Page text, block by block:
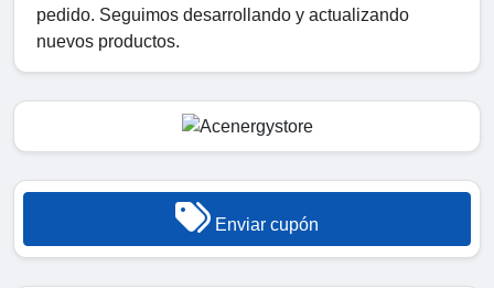
pedido. Seguimos desarrollando y actualizando
nuevos productos.
Enviar cupón